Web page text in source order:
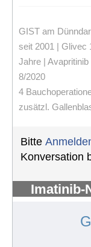
GIST am
seit 2001 | Glivec
Jahre |
8/2020
4
zusätzl.
Bitte
Konversation
Imatinib-